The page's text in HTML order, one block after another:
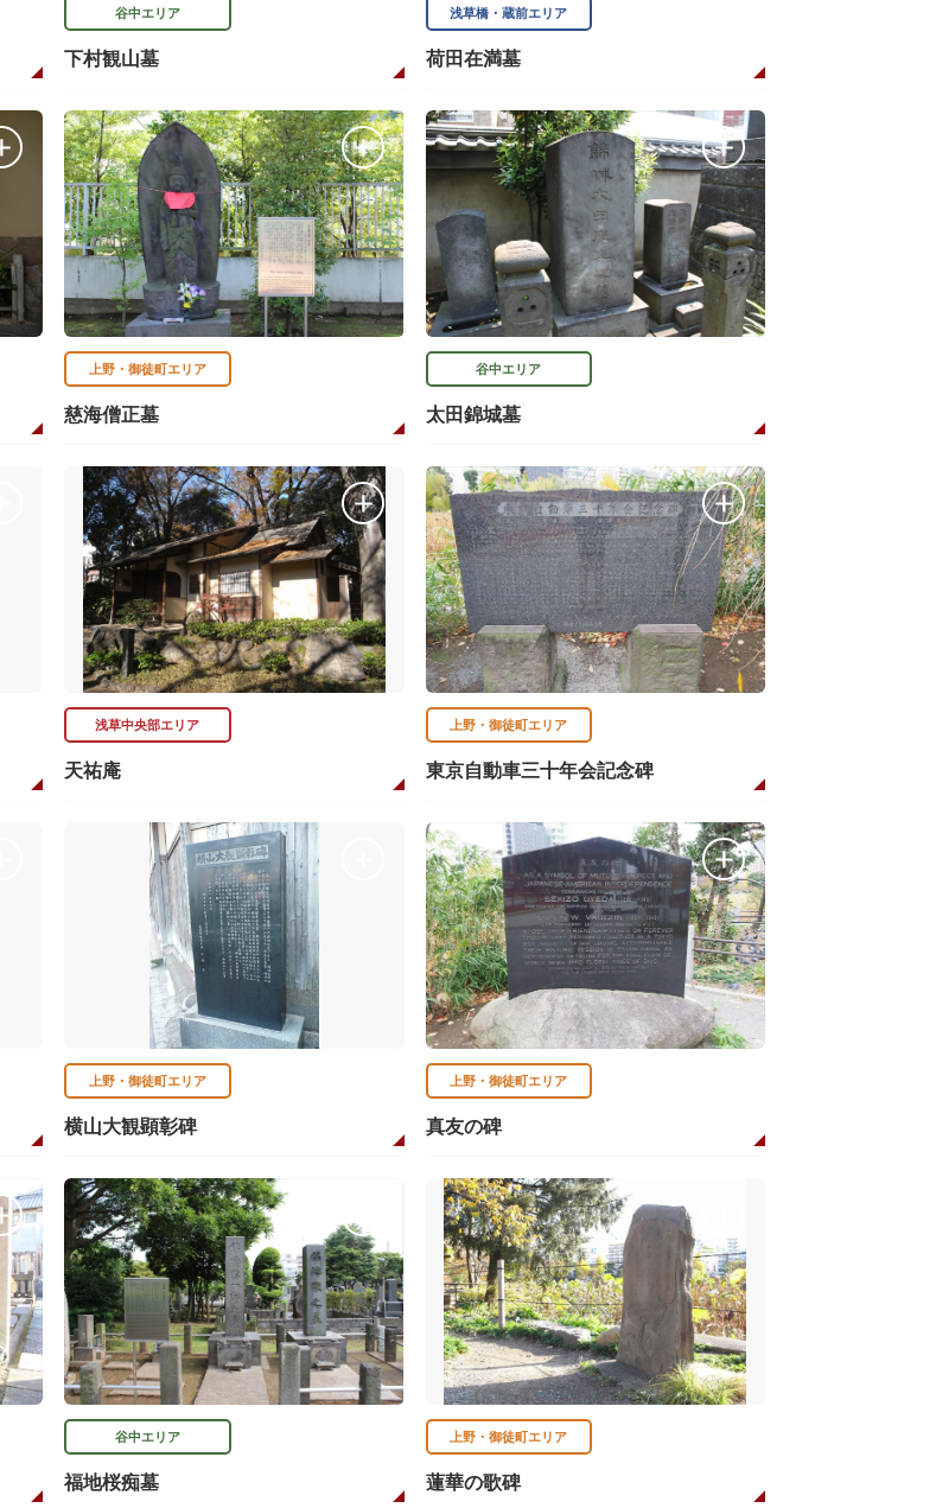
谷中エリア
下村観山墓
浅草橋・蔵前エリア
荷田在満墓
上野・御徒町エリア
慈海僧正墓
谷中エリア
太田錦城墓
浅草中央部エリア
天祐庵
上野・御徒町エリア
東京自動車三十年会記念碑
上野・御徒町エリア
横山大観顕彰碑
上野・御徒町エリア
真友の碑
谷中エリア
福地桜痴墓
上野・御徒町エリア
蓮華の歌碑